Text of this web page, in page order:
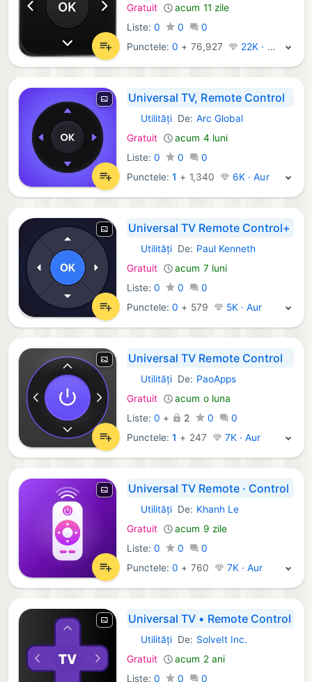
Gratuit
acum 11 zile
Liste: 0 0
0
Punctele:0 + 76,927 22K · Platină
Universal TV, Remote Control
iOS Aplicații:
Utilități De: Arc Global
Gratuit
acum 4 luni
Liste: 0 0
0
Punctele:1 + 1,340 6K · Aur
Universal TV Remote Control+
iOS Aplicații:
Utilități De: Paul Kenneth
Gratuit
acum 7 luni
Liste: 0 0
0
Punctele:0 + 579 5K · Aur
Universal TV Remote Control ‎
iOS Aplicații:
Utilități De: PaoApps
Gratuit
acum o luna
Liste: 0 + 2 0
0
Punctele:1 + 247 7K · Aur
Universal TV Remote · Control
iOS Aplicații:
Utilități De: Khanh Le
Gratuit
acum 9 zile
Liste: 0 0
0
Punctele:0 + 760 7K · Aur
Universal TV • Remote Control
iOS Aplicații:
Utilități De: SolveIt Inc.
Gratuit
acum 2 ani
Liste: 0 0 0